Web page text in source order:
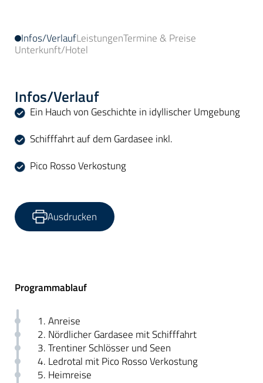
Infos/VerlaufLeistungenTermine & Preise
Unterkunft/Hotel
Infos/Verlauf
Ein Hauch von Geschichte in idyllischer Umgebung
Schifffahrt auf dem Gardasee inkl.
Pico Rosso Verkostung
Ausdrucken
Programmablauf
1. Anreise
2. Nördlicher Gardasee mit Schifffahrt
3. Trentiner Schlösser und Seen
4. Ledrotal mit Pico Rosso Verkostung
5. Heimreise